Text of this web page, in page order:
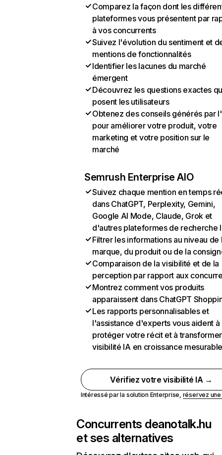
Comparez la façon dont les
plateformes vous présentent par
à vos concurrents
Suivez l'évolution du sentiment et
mentions de fonctionnalités
Identifier les lacunes du marché
émergent
Découvrez les questions exactes
posent les utilisateurs
Obtenez des conseils générés par
pour améliorer votre produit, votre
marketing et votre position sur le
marché
Semrush Enterprise AIO
Suivez chaque mention en temps
dans ChatGPT, Perplexity, Gemini,
Google AI Mode, Claude, Grok et
d'autres plateformes de recherche
Filtrer les informations au niveau de
marque, du produit ou de la
Comparaison de la visibilité et de la
perception par rapport aux
Montrez comment vos produits
apparaissent dans ChatGPT
Les rapports personnalisables et
l'assistance d'experts vous aident à
protéger votre récit et à
visibilité IA en croissance
Vérifiez votre visibilité IA →
Intéressé par la solution Enterprise, réservez
Concurrents deanotalk.hu
et ses alternatives